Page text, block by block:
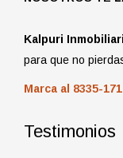
Kalpuri
para que no
Marca al 8335-
Testimonios